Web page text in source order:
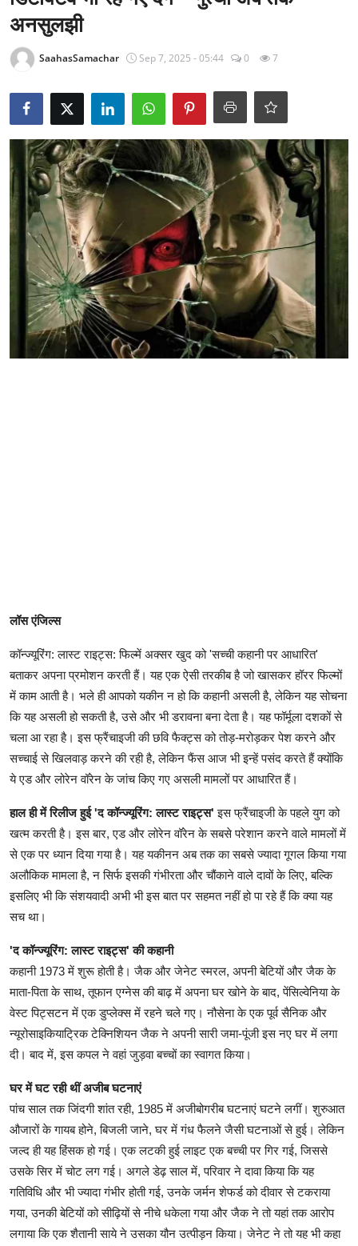
खेल
Epaper
धर्म
लाइफस्टाइल
टेक
अनसुलझी
SaahasSamachar Sep 7, 2025 - 05:44 0 7
लॉस एंजिल्स
कॉन्ज्यूरिंग: लास्ट राइट्स: फिल्में अक्सर खुद को 'सच्ची कहानी पर आधारित'
बताकर अपना प्रमोशन करती हैं। यह एक ऐसी तरकीब है जो खासकर हॉरर फिल्मों
में काम आती है। भले ही आपको यकीन न हो कि कहानी असली है, लेकिन यह सोचना
कि यह असली हो सकती है, उसे और भी डरावना बना देता है। यह फॉर्मूला दशकों से
चला आ रहा है। इस फ्रैंचाइजी की छवि फैक्ट्स को तोड़-मरोड़कर पेश करने और
सच्चाई से खिलवाड़ करने की रही है, लेकिन फैंस आज भी इन्हें पसंद करते हैं क्योंकि
ये एड और लोरेन वॉरेन के जांच किए गए असली मामलों पर आधारित हैं।
हाल ही में रिलीज हुई 'द कॉन्ज्यूरिंग: लास्ट राइट्स' इस फ्रैंचाइजी के पहले युग को
खत्म करती है। इस बार, एड और लोरेन वॉरेन के सबसे परेशान करने वाले मामलों में
से एक पर ध्यान दिया गया है। यह यकीनन अब तक का सबसे ज्यादा गूगल किया गया
अलौकिक मामला है, न सिर्फ इसकी गंभीरता और चौंकाने वाले दावों के लिए, बल्कि
इसलिए भी कि संशयवादी अभी भी इस बात पर सहमत नहीं हो पा रहे हैं कि क्या यह
सच था।
'द कॉन्ज्यूरिंग: लास्ट राइट्स' की कहानी
कहानी 1973 में शुरू होती है। जैक और जेनेट स्मरल, अपनी बेटियों और जैक के
माता-पिता के साथ, तूफान एग्नेस की बाढ़ में अपना घर खोने के बाद, पेंसिल्वेनिया के
वेस्ट पिट्सटन में एक डुप्लेक्स में रहने चले गए। नौसेना के एक पूर्व सैनिक और
न्यूरोसाइकियाट्रिक टेक्निशियन जैक ने अपनी सारी जमा-पूंजी इस नए घर में लगा
दी। बाद में, इस कपल ने वहां जुड़वा बच्चों का स्वागत किया।
घर में घट रही थीं अजीब घटनाएं
पांच साल तक जिंदगी शांत रही, 1985 में अजीबोगरीब घटनाएं घटने लगीं। शुरुआत
औजारों के गायब होने, बिजली जाने, घर में गंध फैलने जैसी घटनाओं से हुई। लेकिन
जल्द ही यह हिंसक हो गई। एक लटकी हुई लाइट एक बच्ची पर गिर गई, जिससे
उसके सिर में चोट लग गई। अगले डेढ़ साल में, परिवार ने दावा किया कि यह
गतिविधि और भी ज्यादा गंभीर होती गई, उनके जर्मन शेफर्ड को दीवार से टकराया
गया, उनकी बेटियों को सीढ़ियों से नीचे धकेला गया और जैक ने तो यहां तक आरोप
लगाया कि एक शैतानी साये ने उसका यौन उत्पीड़न किया। जेनेट ने तो यह भी कहा